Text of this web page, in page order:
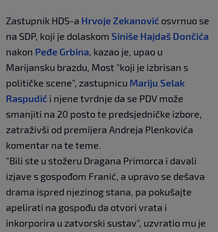
Zastupnik HDS-a Hrvoje Zekanović osvrnuo se
na SDP, koji je dolaskom Siniše Hajdaš Dončića
nakon Peđe Grbina, kazao je, upao u
Marijansku brazdu, Most "koji je izbrisan s
političke scene", zastupnicu Mariju Selak
Raspudić i njene tvrdnje da se PDV može
smanjiti na 20 posto te predsjedničke izbore,
zatraživši od premijera Andreja Plenkovića
komentar na te teme.
"Bili ste u stožeru Dragana Primorca i davali
izjave s gospođom Franić, a upravo se dešava
drama ispred njezinog stana, pa pokušajte
apelirati na gospođu da otvori vrata i
inkorporira u zatvorski sustav", uzvratio mu je